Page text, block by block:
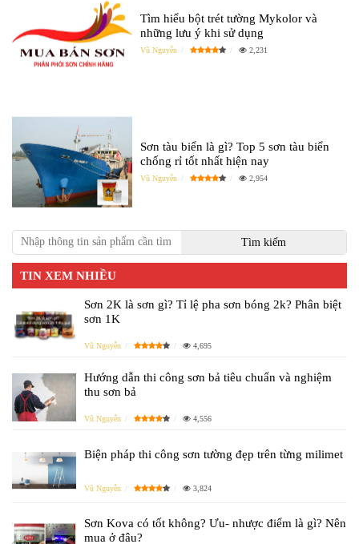
Tìm hiểu bột trét tường Mykolor và
những lưu ý khi sử dụng
Vũ Nguyễn 2,231
Sơn tàu biển là gì? Top 5 sơn tàu biển
chống rỉ tốt nhất hiện nay
Vũ Nguyễn 2,954
TIN XEM NHIỀU
Sơn 2K là sơn gì? Tỉ lệ pha sơn bóng 2k? Phân biệt
sơn 1K
Vũ Nguyễn 4,695
Hướng dẫn thi công sơn bả tiêu chuẩn và nghiệm
thu sơn bả
Vũ Nguyễn 4,556
Biện pháp thi công sơn tường đẹp trên từng milimet
Vũ Nguyễn 3,824
Sơn Kova có tốt không? Ưu- nhược điểm là gì? Nên
mua ở đâu?